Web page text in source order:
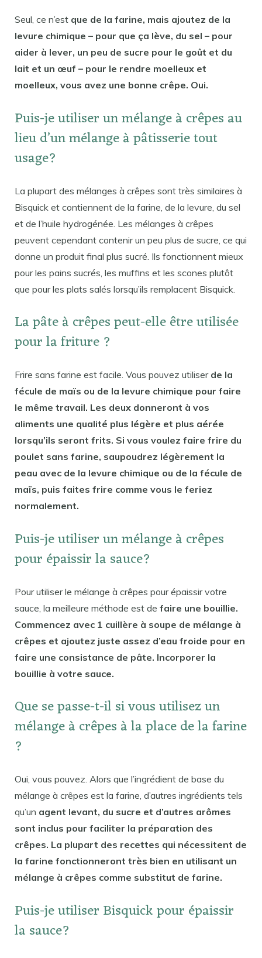
Seul, ce n’est que de la farine, mais ajoutez de la
levure chimique – pour que ça lève, du sel – pour
aider à lever, un peu de sucre pour le goût et du
lait et un œuf – pour le rendre moelleux et
moelleux, vous avez une bonne crêpe. Oui.
Puis-je utiliser un mélange à crêpes au
lieu d’un mélange à pâtisserie tout
usage?
La plupart des mélanges à crêpes sont très similaires à
Bisquick et contiennent de la farine, de la levure, du sel
et de l’huile hydrogénée. Les mélanges à crêpes
peuvent cependant contenir un peu plus de sucre, ce qui
donne un produit final plus sucré. Ils fonctionnent mieux
pour les pains sucrés, les muffins et les scones plutôt
que pour les plats salés lorsqu’ils remplacent Bisquick.
La pâte à crêpes peut-elle être utilisée
pour la friture ?
Frire sans farine est facile. Vous pouvez utiliser de la
fécule de maïs ou de la levure chimique pour faire
le même travail. Les deux donneront à vos
aliments une qualité plus légère et plus aérée
lorsqu’ils seront frits. Si vous voulez faire frire du
poulet sans farine, saupoudrez légèrement la
peau avec de la levure chimique ou de la fécule de
maïs, puis faites frire comme vous le feriez
normalement.
Puis-je utiliser un mélange à crêpes
pour épaissir la sauce?
Pour utiliser le mélange à crêpes pour épaissir votre
sauce, la meilleure méthode est de faire une bouillie.
Commencez avec 1 cuillère à soupe de mélange à
crêpes et ajoutez juste assez d’eau froide pour en
faire une consistance de pâte. Incorporer la
bouillie à votre sauce.
Que se passe-t-il si vous utilisez un
mélange à crêpes à la place de la farine
?
Oui, vous pouvez. Alors que l’ingrédient de base du
mélange à crêpes est la farine, d’autres ingrédients tels
qu’un agent levant, du sucre et d’autres arômes
sont inclus pour faciliter la préparation des
crêpes. La plupart des recettes qui nécessitent de
la farine fonctionneront très bien en utilisant un
mélange à crêpes comme substitut de farine.
Puis-je utiliser Bisquick pour épaissir
la sauce?